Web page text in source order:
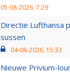
05-08-2026, 7:29
Directie Lufthansa
sussen
04-08-2026, 15:33
Nieuwe Privium-